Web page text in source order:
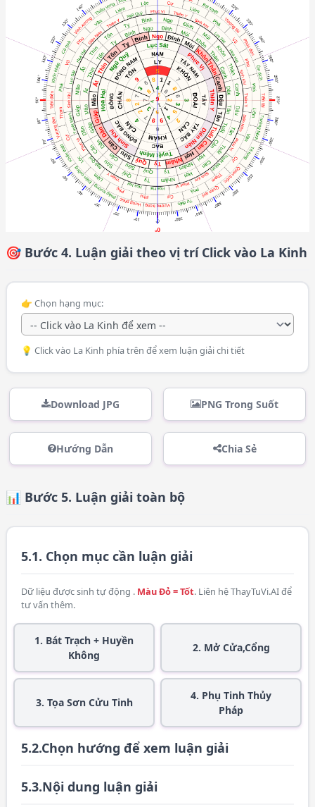
🎯 Bước 4. Luận giải theo vị trí Click vào La Kinh
👉 Chọn hạng mục:
💡 Click vào La Kinh phía trên để xem luận giải chi tiết
Download JPG PNG Trong Suốt
Hướng Dẫn Chia Sẻ
📊 Bước 5. Luận giải toàn bộ
5.1. Chọn mục cần luận giải
Dữ liệu được sinh tự động . Màu Đỏ = Tốt. Liên hệThayTuVi.AIđể
tư vấn thêm.
1. Bát Trạch + Huyền
Không
2. Mở Cửa,Cổng
3. Tọa Sơn Cửu Tinh
4. Phụ Tinh Thủy
Pháp
5.2.Chọn hướng để xem luận giải
5.3.Nội dung luận giải